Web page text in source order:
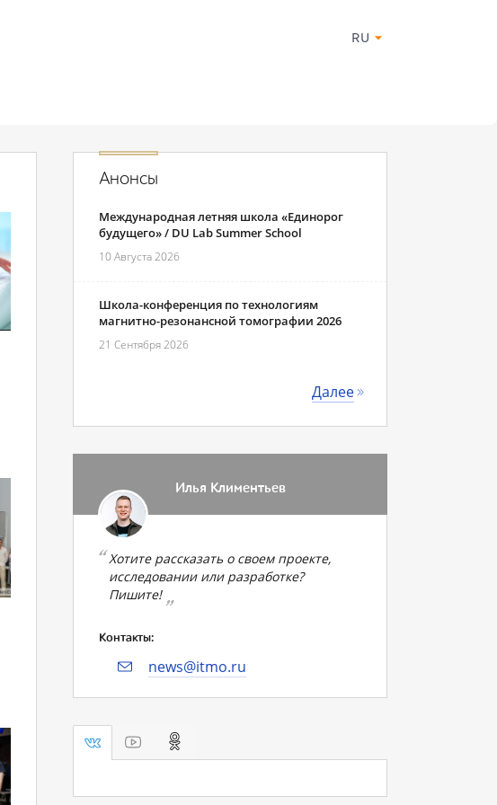
RU
Анонсы
Международная летняя школа «Единорог
будущего» / DU Lab Summer School
10 Августа 2026
Школа-конференция по технологиям
магнитно-резонансной томографии 2026
21 Сентября 2026
Далее
Илья Климентьев
Хотите рассказать о своем проекте,
исследовании или разработке?
Пишите!
Контакты:
news@itmo.ru